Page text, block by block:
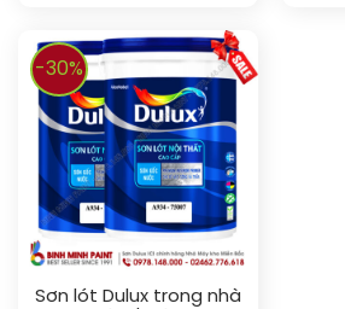
-30%
Sơn lót Dulux trong nhà